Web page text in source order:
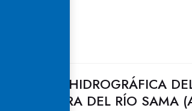
HIDROGRÁFICA
LA MEJORA DEL RÍO SAMA